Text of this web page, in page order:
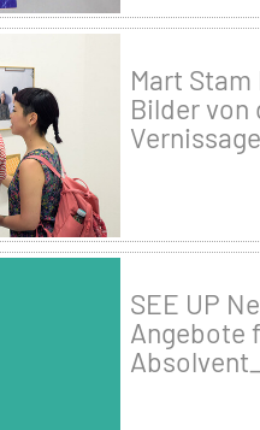
Mart Stam
Bilder von
Vernissage
SEE UP
Angebote